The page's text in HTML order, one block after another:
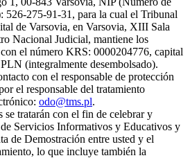
526-275-91-31, para la cual el Tribunal
de Varsovia, en Varsovia, XIII Sala
Nacional Judicial, mantiene los
el número KRS: 0000204776, capital
(integralmente desembolsado).
con el responsable de protección
el responsable del tratamiento
odo@tms.pl.
se tratarán con el fin de celebrar y
Servicios Informativos y Educativos y
de Demostración entre usted y el
lo que incluye también la